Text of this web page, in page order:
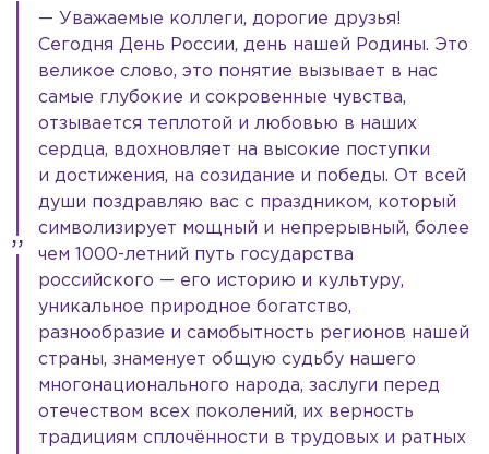
— Уважаемые коллеги, дорогие друзья!
Сегодня День России, день нашей Родины. Это
великое слово, это понятие вызывает в нас
самые глубокие и сокровенные чувства,
отзывается теплотой и любовью в наших
сердца, вдохновляет на высокие поступки
и достижения, на созидание и победы. От всей
души поздравляю вас с праздником, который
символизирует мощный и непрерывный, более
чем 1000-летний путь государства
российского — его историю и культуру,
уникальное природное богатство,
разнообразие и самобытность регионов нашей
страны, знаменует общую судьбу нашего
многонационального народа, заслуги перед
отечеством всех поколений, их верность
традициям сплочённости в трудовых и ратных